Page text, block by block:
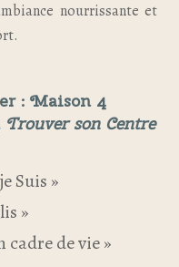
nourrissante et
: Maison 4
Trouver son Centre
Suis »
»
cadre de vie »